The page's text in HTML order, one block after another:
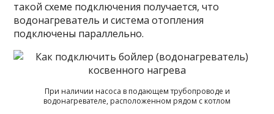
такой схеме подключения получается, что
водонагреватель и система отопления
подключены параллельно.
При наличии насоса в подающем трубопроводе и
водонагревателе, расположенном рядом с котлом